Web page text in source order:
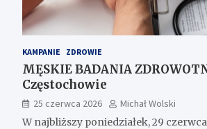
KAMPANIE ZDROWIE
MĘSKIE BADANIA
Częstochowie
25 czerwca 2026
Michał Wolski
W najbliższy poniedziałek, 29